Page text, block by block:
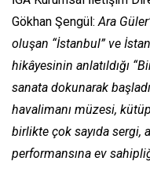
Gökhan Şengül:Ara
oluşan “İstanbul” ve
hikâyesinin anlatıldığı
sanata dokunarak
havalimanı müzesi,
birlikte çok sayıda sergi,
performansına ev